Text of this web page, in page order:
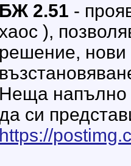
БЖ 2.51 -
),
решение, нови
Неща напълно
си
https://